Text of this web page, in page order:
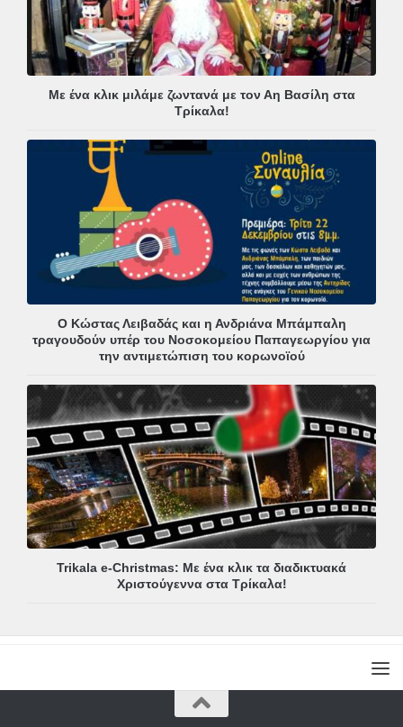
Με ένα κλικ μιλάμε ζωντανά με τον Αη Βασίλη στα
Τρίκαλα!
Ο Κώστας Λειβαδάς και η Ανδριάνα Μπάμπαλη
τραγουδούν υπέρ του Νοσοκομείου Παπαγεωργίου για
την αντιμετώπιση του κορωνοϊού
Trikala e-Christmas: Με ένα κλικ τα διαδικτυακά
Χριστούγεννα στα Τρίκαλα!